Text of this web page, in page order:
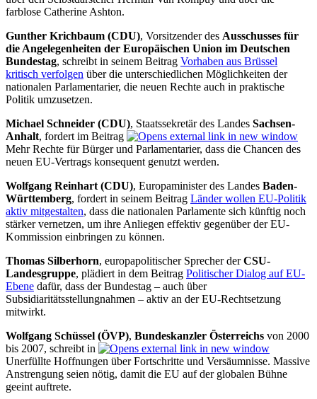
farblose Catherine Ashton.
Gunther Krichbaum (CDU), Vorsitzender des Ausschusses für
die Angelegenheiten der Europäischen Union im Deutschen
Bundestag, schreibt in seinem Beitrag Vorhaben aus Brüssel
kritisch verfolgen über die unterschiedlichen Möglichkeiten der
nationalen Parlamentarier, die neuen Rechte auch in praktische
Politik umzusetzen.
Michael Schneider (CDU), Staatssekretär des Landes Sachsen-
Anhalt, fordert im Beitrag
Mehr Rechte für Bürger und Parlamentarier, dass die Chancen des
neuen EU-Vertrags konsequent genutzt werden.
Wolfgang Reinhart (CDU), Europaminister des Landes Baden-
Württemberg, fordert in seinem Beitrag Länder wollen EU-Politik
aktiv mitgestalten, dass die nationalen Parlamente sich künftig noch
stärker vernetzen, um ihre Anliegen effektiv gegenüber der EU-
Kommission einbringen zu können.
Thomas Silberhorn, europapolitischer Sprecher derCSU-
Landesgruppe, plädiert in dem Beitrag Politischer Dialog auf EU-
Ebene dafür, dass der Bundestag – auch über
Subsidiaritätsstellungnahmen – aktiv an der EU-Rechtsetzung
mitwirkt.
Wolfgang Schüssel (ÖVP), Bundeskanzler Österreichs von 2000
bis 2007, schreibt in
Unerfüllte Hoffnungen über Fortschritte und Versäumnisse. Massive
Anstrengung seien nötig, damit die EU auf der globalen Bühne
geeint auftrete.